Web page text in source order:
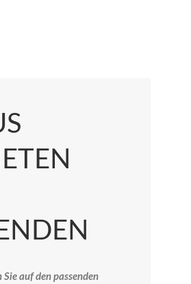
auf den passenden